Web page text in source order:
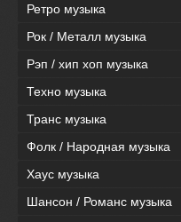
Ретро музыка
Рок / Металл музыка
Рэп / хип хоп музыка
Техно музыка
Транс музыка
Фолк / Народная музыка
Хаус музыка
Шансон / Романс музыка